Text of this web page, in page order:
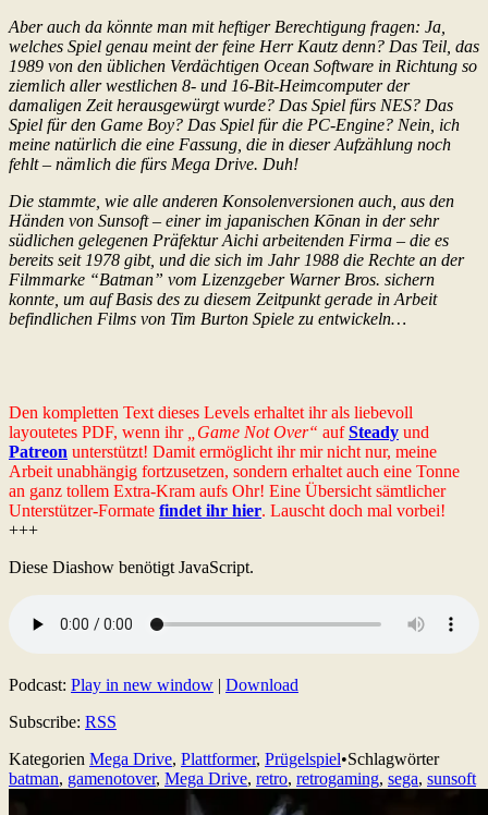
Aber auch da könnte man mit heftiger Berechtigung fragen: Ja,
welches Spiel genau meint der feine Herr Kautz denn? Das Teil, das
1989 von den üblichen Verdächtigen Ocean Software in Richtung so
ziemlich aller westlichen 8- und 16-Bit-Heimcomputer der
damaligen Zeit herausgewürgt wurde? Das Spiel fürs NES? Das
Spiel für den Game Boy? Das Spiel für die PC-Engine? Nein, ich
meine natürlich die eine Fassung, die in dieser Aufzählung noch
fehlt – nämlich die fürs Mega Drive. Duh!
Die stammte, wie alle anderen Konsolenversionen auch, aus den
Händen von Sunsoft – einer im japanischen Kōnan in der sehr
südlichen gelegenen Präfektur Aichi arbeitenden Firma – die es
bereits seit 1978 gibt, und die sich im Jahr 1988 die Rechte an der
Filmmarke “Batman” vom Lizenzgeber Warner Bros. sichern
konnte, um auf Basis des zu diesem Zeitpunkt gerade in Arbeit
befindlichen Films von Tim Burton Spiele zu entwickeln…
Den kompletten Text dieses Levels erhaltet ihr als liebevoll
layoutetes PDF, wenn ihr
„Game Not Over“ aufSteady und
Patreon unterstützt! Damit ermöglicht ihr mir nicht nur, meine
Arbeit unabhängig fortzusetzen, sondern erhaltet auch eine Tonne
an ganz tollem Extra-Kram aufs Ohr! Eine Übersicht sämtlicher
Unterstützer-Formate findet ihr hier. Lauscht doch mal vorbei!
+++
Diese Diashow benötigt JavaScript.
Podcast: Play in new window | Download
Subscribe: RSS
Kategorien Mega Drive, Plattformer, Prügelspiel•Schlagwörter
batman, gamenotover, Mega Drive, retro, retrogaming, sega, sunsoft